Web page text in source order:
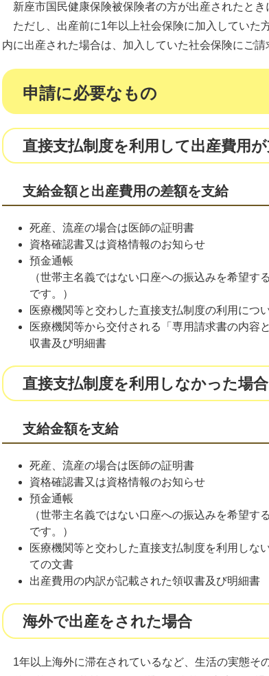
新座市国民健康保険被保険者の方が出産されたとき
ただし、出産前に1年以上社会保険に加入していた
内に出産された場合は、加入していた社会保険にご請
申請に必要なもの
直接支払制度を利用して出産費用
支給金額と出産費用の差額を支給
死産、流産の場合は医師の証明書
資格確認書又は資格情報のお知らせ
預金通帳
（世帯主名義ではない口座への振込みを希望
です。）
医療機関等と交わした直接支払制度の利用につ
医療機関等から交付される「専用請求書の内容
収書及び明細書
直接支払制度を利用しなかった場合
支給金額を支給
死産、流産の場合は医師の証明書
資格確認書又は資格情報のお知らせ
預金通帳
（世帯主名義ではない口座への振込みを希望
です。）
医療機関等と交わした直接支払制度を利用しな
ての文書
出産費用の内訳が記載された領収書及び明細書
海外で出産をされた場合
1年以上海外に滞在されているなど、生活の実態そ